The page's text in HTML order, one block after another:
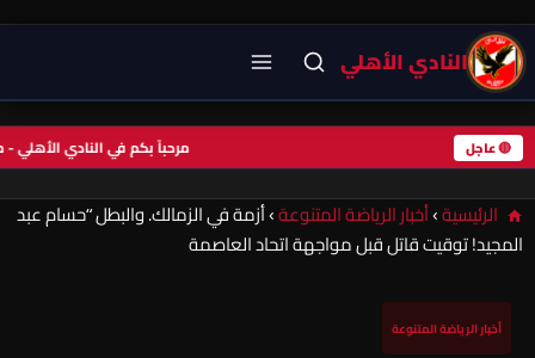
النادي الأهلي
🔴 عاجل مرحباً بكم في النادي
الرئيسية›أخبار الرياضة المتنوعة›أزمة في الزمالك. والبطل “حسام عبد
المجيد! توقيت قاتل قبل مواجهة اتحاد العاصمة
أخبار الرياضة المتنوعة